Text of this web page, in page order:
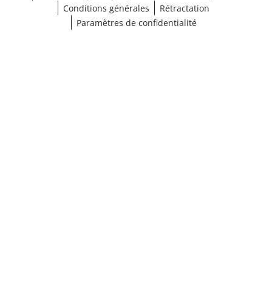
Conditions générales
Rétractation
Paramètres de confidentialité